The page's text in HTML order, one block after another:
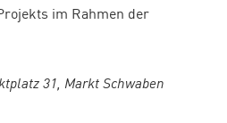
im Rahmen der
31, Markt Schwaben